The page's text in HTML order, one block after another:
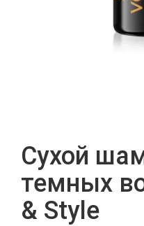
Сухой
темных
& Style